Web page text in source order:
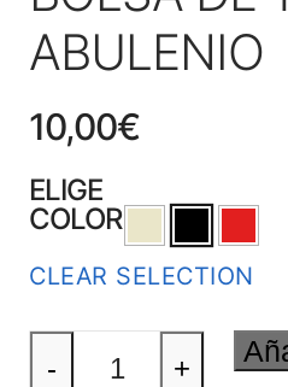
ABULENIO
10,00€
ELIGE
COLOR
CLEAR SELECTION
BOLSA
DE
- +